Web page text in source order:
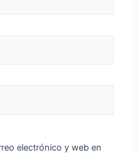
electrónico y web en